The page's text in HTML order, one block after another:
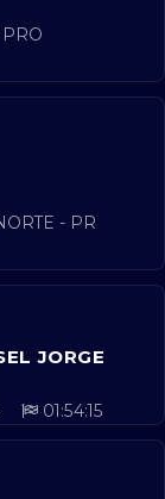
PRO
- PR
JORGE
01:54:15